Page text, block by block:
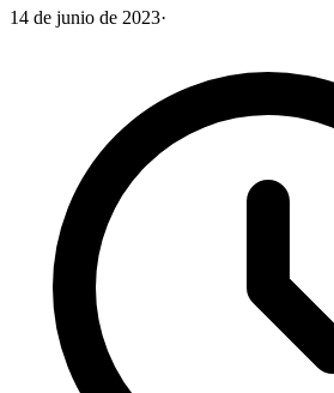
14 de junio de 2023·